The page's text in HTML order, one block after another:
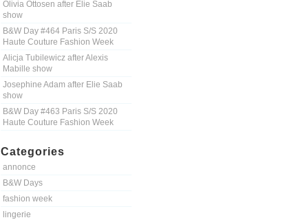
Olivia Ottosen after Elie Saab
show
B&W Day #464 Paris S/S 2020
Haute Couture Fashion Week
Alicja Tubilewicz after Alexis
Mabille show
Josephine Adam after Elie Saab
show
B&W Day #463 Paris S/S 2020
Haute Couture Fashion Week
Categories
annonce
B&W Days
fashion week
lingerie